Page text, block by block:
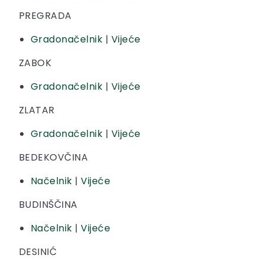
PREGRADA
Gradonačelnik | Vijeće
ZABOK
Gradonačelnik | Vijeće
ZLATAR
Gradonačelnik | Vijeće
BEDEKOVČINA
Načelnik |Vijeće
BUDINŠČINA
Načelnik |Vijeće
DESINIĆ